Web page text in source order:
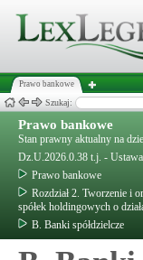
Prawo bankowe
Szukaj:
Prawo bankowe
Stan prawny aktualny na
Dz.U.2026.0.38 t.j. -
Prawo bankowe
Rozdział 2. Tworzenie i
spółek holdingowych o
B. Banki spółdzielcze